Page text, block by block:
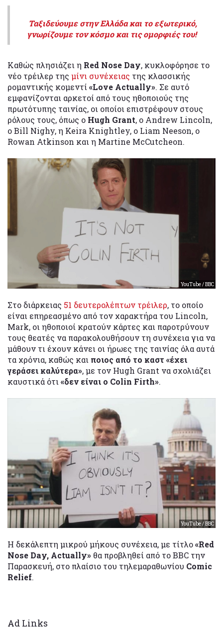
Ταξιδεύουμε στην Ελλάδα και το εξωτερικό,
γνωρίζουμε τον κόσμο και τις ομορφιές του!
Καθώς πλησιάζει η Red Nose Day, κυκλοφόρησε το
νέο τρέιλερ της μίνι συνέχειας της κλασσικής
ρομαντικής κομεντί«Love Actually». Σε αυτό
εμφανίζονται αρκετοί από τους ηθοποιούς της
πρωτότυπης ταινίας, οι οποίοι επιστρέφουν στους
ρόλους τους, όπως ο Hugh Grant, ο Andrew Lincoln,
ο Bill Nighy, η Keira Knightley, ο Liam Neeson, o
Rowan Atkinson και η Martine McCutcheon.
YouTube / BBC
Στο διάρκειας 51 δευτερολέπτων τρέιλερ, το οποίο
είναι επηρεασμένο από τον χαρακτήρα του Lincoln,
Mark, οι ηθοποιοί κρατούν κάρτες και παροτρύνουν
τους θεατές να παρακολουθήσουν τη συνέχεια για να
μάθουν τι έχουν κάνει οι ήρωες της ταινίας όλα αυτά
τα χρόνια, καθώς και ποιος από το καστ «έχει
γεράσει καλύτερα», με τον Hugh Grant να σχολιάζει
καυστικά ότι «δεν είναι ο Colin Firth».
YouTube / BBC
H δεκάλεπτη μικρού μήκους συνέχεια, με τίτλο«Red
Nose Day, Actually» θα προβληθεί από το BBC την
Παρασκευή, στο πλαίσιο του τηλεμαραθωνίου Comic
Relief.
Ad Links